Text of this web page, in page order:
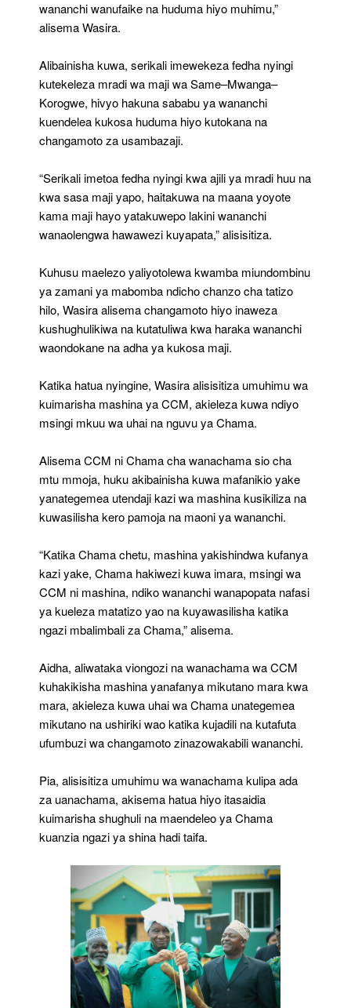
wananchi wanufaike na huduma hiyo muhimu,”
alisema Wasira.
Alibainisha kuwa, serikali imewekeza fedha nyingi
kutekeleza mradi wa maji wa Same–Mwanga–
Korogwe, hivyo hakuna sababu ya wananchi
kuendelea kukosa huduma hiyo kutokana na
changamoto za usambazaji.
“Serikali imetoa fedha nyingi kwa ajili ya mradi huu na
kwa sasa maji yapo, haitakuwa na maana yoyote
kama maji hayo yatakuwepo lakini wananchi
wanaolengwa hawawezi kuyapata,” alisisitiza.
Kuhusu maelezo yaliyotolewa kwamba miundombinu
ya zamani ya mabomba ndicho chanzo cha tatizo
hilo, Wasira alisema changamoto hiyo inaweza
kushughulikiwa na kutatuliwa kwa haraka wananchi
waondokane na adha ya kukosa maji.
Katika hatua nyingine, Wasira alisisitiza umuhimu wa
kuimarisha mashina ya CCM, akieleza kuwa ndiyo
msingi mkuu wa uhai na nguvu ya Chama.
Alisema CCM ni Chama cha wanachama sio cha
mtu mmoja, huku akibainisha kuwa mafanikio yake
yanategemea utendaji kazi wa mashina kusikiliza na
kuwasilisha kero pamoja na maoni ya wananchi.
“Katika Chama chetu, mashina yakishindwa kufanya
kazi yake, Chama hakiwezi kuwa imara, msingi wa
CCM ni mashina, ndiko wananchi wanapopata nafasi
ya kueleza matatizo yao na kuyawasilisha katika
ngazi mbalimbali za Chama,” alisema.
Aidha, aliwataka viongozi na wanachama wa CCM
kuhakikisha mashina yanafanya mikutano mara kwa
mara, akieleza kuwa uhai wa Chama unategemea
mikutano na ushiriki wao katika kujadili na kutafuta
ufumbuzi wa changamoto zinazowakabili wananchi.
Pia, alisisitiza umuhimu wa wanachama kulipa ada
za uanachama, akisema hatua hiyo itasaidia
kuimarisha shughuli na maendeleo ya Chama
kuanzia ngazi ya shina hadi taifa.